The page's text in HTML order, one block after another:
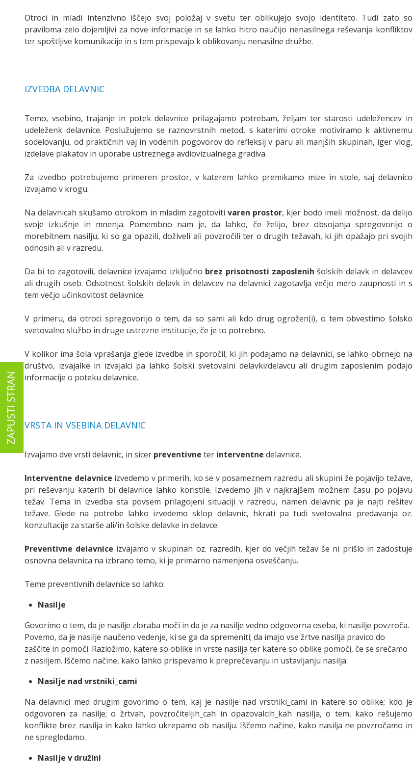
Otroci in mladi intenzivno iščejo svoj položaj v svetu ter oblikujejo svojo identiteto. Tudi zato so
praviloma zelo dojemljivi za nove informacije in se lahko hitro naučijo nenasilnega reševanja konfliktov
ter spoštljive komunikacije in s tem prispevajo k oblikovanju nenasilne družbe.
IZVEDBA DELAVNIC
Temo, vsebino, trajanje in potek delavnice prilagajamo potrebam, željam ter starosti udeležencev in
udeleženk delavnice. Poslužujemo se raznovrstnih metod, s katerimi otroke motiviramo k aktivnemu
sodelovanju, od praktičnih vaj in vodenih pogovorov do refleksij v paru ali manjših skupinah, iger vlog,
izdelave plakatov in uporabe ustreznega avdiovizualnega gradiva.
Za izvedbo potrebujemo primeren prostor, v katerem lahko premikamo mize in stole, saj delavnico
izvajamo v krogu.
Na delavnicah skušamo otrokom in mladim zagotoviti varen prostor, kjer bodo imeli možnost, da delijo
svoje izkušnje in mnenja. Pomembno nam je, da lahko, če želijo, brez obsojanja spregovorijo o
morebitnem nasilju, ki so ga opazili, doživeli ali povzročili ter o drugih težavah, ki jih opažajo pri svojih
odnosih ali v razredu.
Da bi to zagotovili, delavnice izvajamo izključno brez prisotnosti zaposlenih šolskih delavk in delavcev
ali drugih oseb. Odsotnost šolskih delavk in delavcev na delavnici zagotavlja večjo mero zaupnosti in s
tem večjo učinkovitost delavnice.
V primeru, da otroci spregovorijo o tem, da so sami ali kdo drug ogrožen(i), o tem obvestimo šolsko
svetovalno službo in druge ustrezne institucije, če je to potrebno.
V kolikor ima šola vprašanja glede izvedbe in sporočil, ki jih podajamo na delavnici, se lahko obrnejo na
društvo, izvajalke in izvajalci pa lahko šolski svetovalni delavki/delavcu ali drugim zaposlenim podajo
informacije o poteku delavnice.
VRSTA IN VSEBINA DELAVNIC
Izvajamo dve vrsti delavnic, in sicer preventivne ter interventne delavnice.
Interventne delavnice izvedemo v primerih, ko se v posameznem razredu ali skupini že pojavijo težave,
pri reševanju katerih bi delavnice lahko koristile. Izvedemo jih v najkrajšem možnem času po pojavu
težav. Tema in izvedba sta povsem prilagojeni situaciji v razredu, namen delavnic pa je najti rešitev
težave. Glede na potrebe lahko izvedemo sklop delavnic, hkrati pa tudi svetovalna predavanja oz.
konzultacije za starše ali/in šolske delavke in delavce.
Preventivne delavnice izvajamo v skupinah oz. razredih, kjer do večjih težav še ni prišlo in zadostuje
osnovna delavnica na izbrano temo, ki je primarno namenjena osveščanju.
Teme preventivnih delavnice so lahko:
Nasilje
Govorimo o tem, da je nasilje zloraba moči in da je za nasilje vedno odgovorna oseba, ki nasilje povzroča.
Povemo, da je nasilje naučeno vedenje, ki se ga da spremeniti; da imajo vse žrtve nasilja pravico do
zaščite in pomoči. Razložimo, katere so oblike in vrste nasilja ter katere so oblike pomoči, če se srečamo
z nasiljem. Iščemo načine, kako lahko prispevamo k preprečevanju in ustavljanju nasilja.
Nasilje nad vrstniki_cami
Na delavnici med drugim govorimo o tem, kaj je nasilje nad vrstniki_cami in katere so oblike; kdo je
odgovoren za nasilje; o žrtvah, povzročiteljih_cah in opazovalcih_kah nasilja, o tem, kako rešujemo
konflikte brez nasilja in kako lahko ukrepamo ob nasilju. Iščemo načine, kako nasilja ne povzročamo in
ne spregledamo.
Nasilje v družini